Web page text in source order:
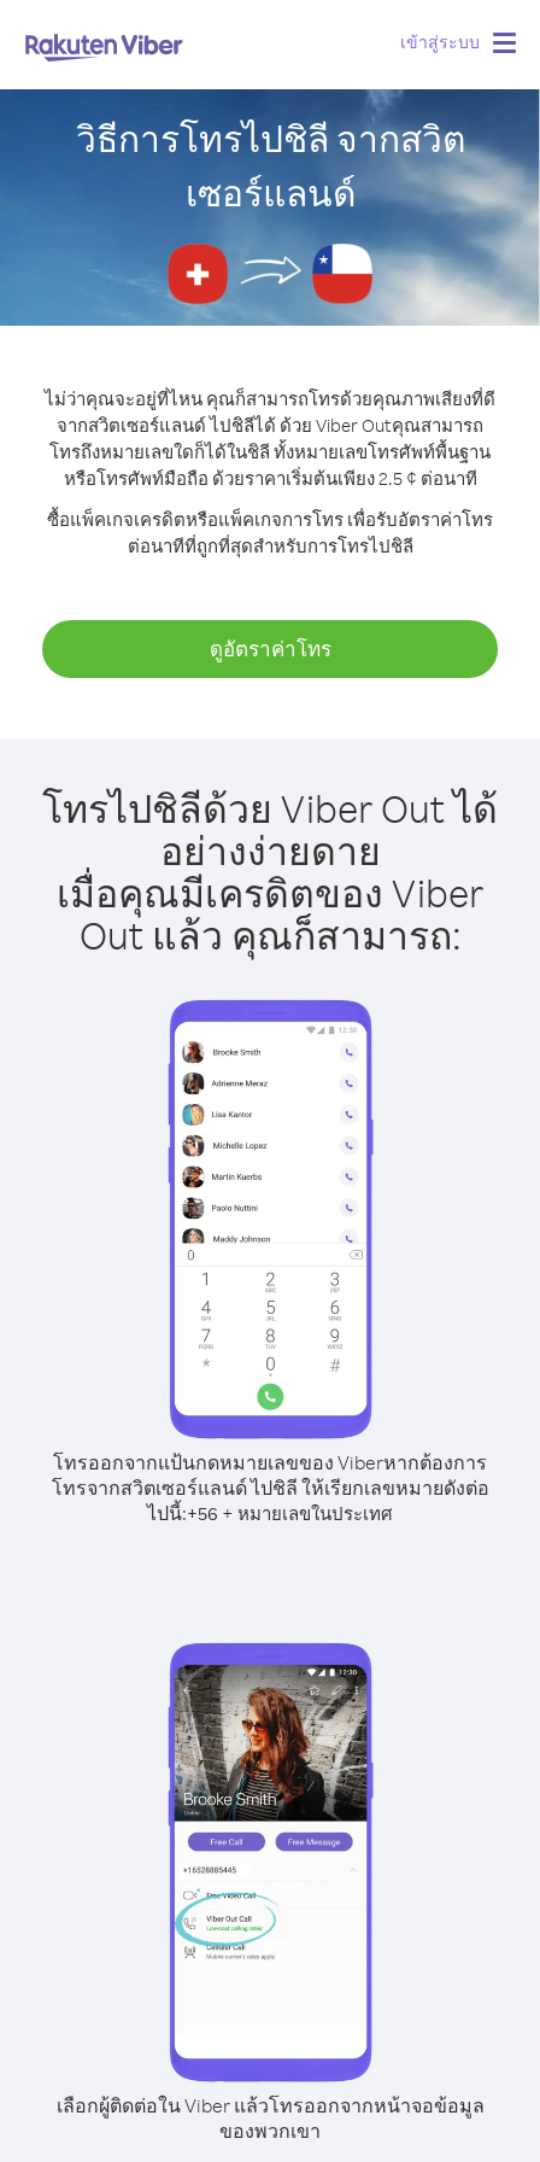
เข้าสู่ระบบ
วิธีการโทรไปชิลี จากสวิต
เซอร์แลนด์
ไม่ว่าคุณจะอยู่ที่ไหน คุณก็สามารถโทรด้วยคุณภาพเสียงที่ดี
จากสวิตเซอร์แลนด์ ไปชิลีได้ ด้วย Viber Outคุณสามารถ
โทรถึงหมายเลขใดก็ได้ในชิลี ทั้งหมายเลขโทรศัพท์พื้นฐาน
หรือโทรศัพท์มือถือ ด้วยราคาเริ่มต้นเพียง 2.5 ¢ ต่อนาที
ซื้อแพ็คเกจเครดิตหรือแพ็คเกจการโทร เพื่อรับอัตราค่าโทร
ต่อนาทีที่ถูกที่สุดสำหรับการโทรไปชิลี
ดูอัตราค่าโทร
โทรไปชิลีด้วย Viber Out ได้
อย่างง่ายดาย
เมื่อคุณมีเครดิตของ Viber
Out แล้ว คุณก็สามารถ:
โทรออกจากแป้นกดหมายเลขของ Viberหากต้องการ
โทรจากสวิตเซอร์แลนด์ ไปชิลี ให้เรียกเลขหมายดังต่อ
ไปนี้:+56 + หมายเลขในประเทศ
เลือกผู้ติดต่อใน Viber แล้วโทรออกจากหน้าจอข้อมูล
ของพวกเขา